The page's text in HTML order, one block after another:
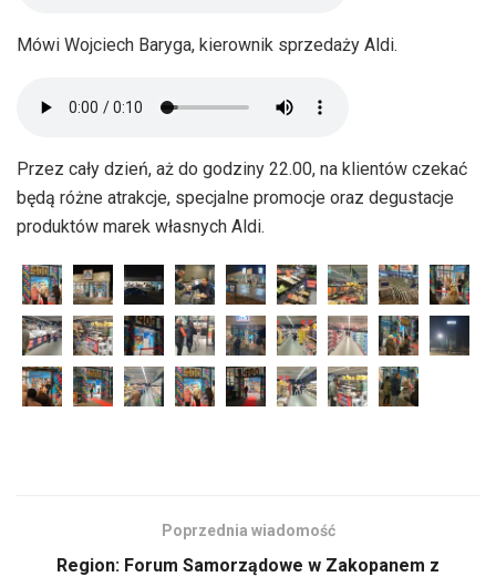
Mówi Wojciech Baryga, kierownik sprzedaży Aldi.
Przez cały dzień, aż do godziny 22.00, na klientów czekać
będą różne atrakcje, specjalne promocje oraz degustacje
produktów marek własnych Aldi.
Poprzednia wiadomość
Region: Forum Samorządowe w Zakopanem z